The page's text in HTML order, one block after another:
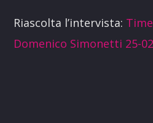
Riascolta l’intervista:
Domenico Simonetti 25-